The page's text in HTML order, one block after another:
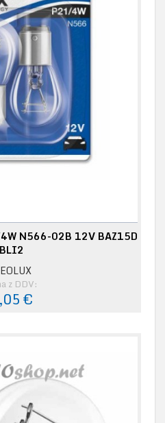
N566-02B 12V BAZ15D
BLI2
z DDV:
€